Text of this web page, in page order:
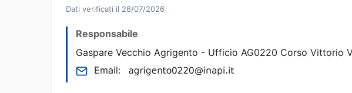
Dati verificati il 28/07/2026
Responsabile
Gaspare Vecchio Agrigento - Ufficio AG0220 Corso
Email: